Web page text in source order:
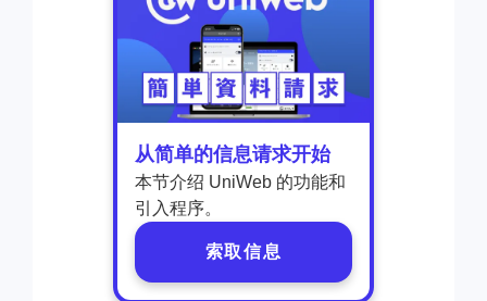
从简单的信息请求开始
本节介绍 UniWeb 的功能和
引入程序。
索取信息